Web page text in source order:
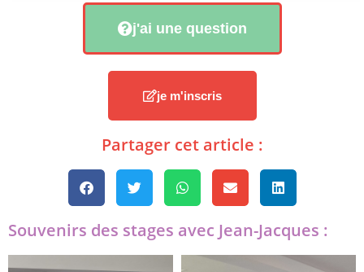
j'ai une question
je m'inscris
Partager cet article :
Souvenirs des stages avec Jean-Jacques :